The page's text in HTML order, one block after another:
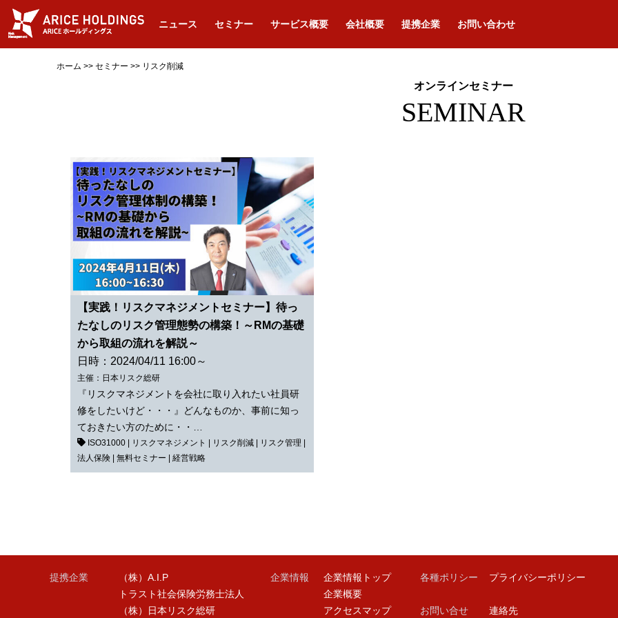
ニュース セミナー サービス概要 会社概要 提携企業 お問い合わせ
ホーム >> セミナー >> リスク削減
オンラインセミナー
SEMINAR
【実践！リスクマネジメントセミナー】待っ
たなしのリスク管理態勢の構築！～RMの基礎
から取組の流れを解説～
日時：2024/04/11 16:00～
主催：日本リスク総研
『リスクマネジメントを会社に取り入れたい社員研
修をしたいけど・・・』どんなものか、事前に知っ
ておきたい方のために・・…
ISO31000 | リスクマネジメント | リスク削減 | リスク管理 |
法人保険 | 無料セミナー | 経営戦略
提携企業
（株）A.I.P
トラスト社会保険労務士法人
（株）日本リスク総研
企業情報
企業情報トップ
企業概要
アクセスマップ
各種ポリシー
お問い合せ
プライバシーポリシー
連絡先